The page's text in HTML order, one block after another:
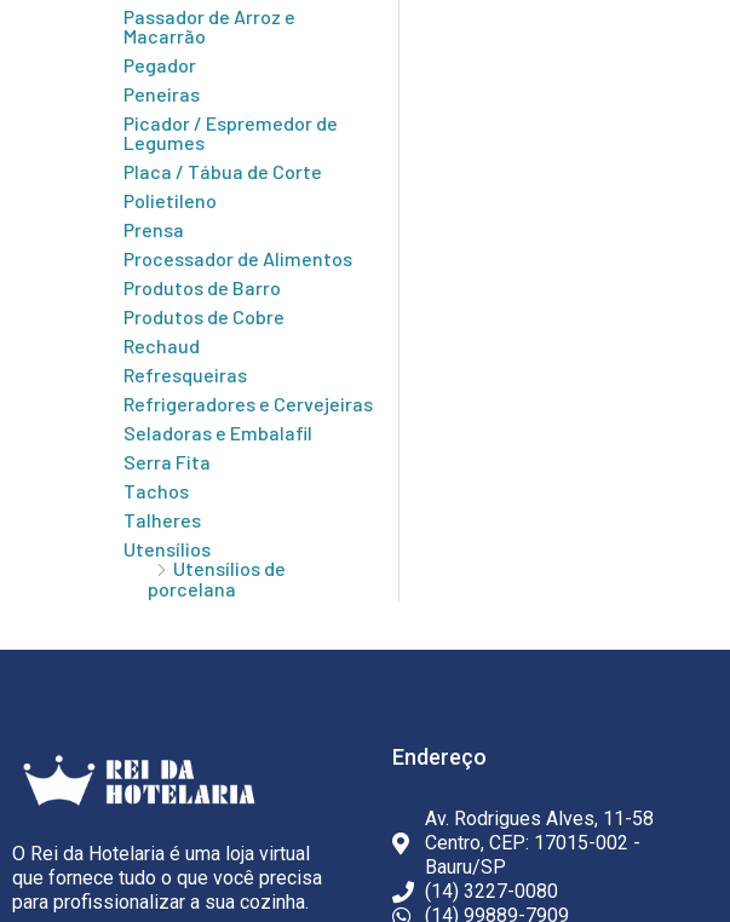
Passador de Arroz e
Macarrão
Pegador
Peneiras
Picador / Espremedor de
Legumes
Placa / Tábua de Corte
Polietileno
Prensa
Processador de Alimentos
Produtos de Barro
Produtos de Cobre
Rechaud
Refresqueiras
Refrigeradores e Cervejeiras
Seladoras e Embalafil
Serra Fita
Tachos
Talheres
Utensílios
Utensílios de
porcelana
O Rei da Hotelaria é uma loja virtual
que fornece tudo o que você precisa
para profissionalizar a sua cozinha.
Endereço
Av. Rodrigues Alves, 11-58
Centro, CEP: 17015-002 -
Bauru/SP
(14) 3227-0080
(14) 99889-7909